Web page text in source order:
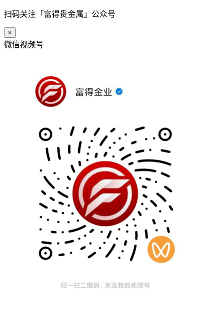
扫码关注「富得贵金属」公众号
×
微信视频号